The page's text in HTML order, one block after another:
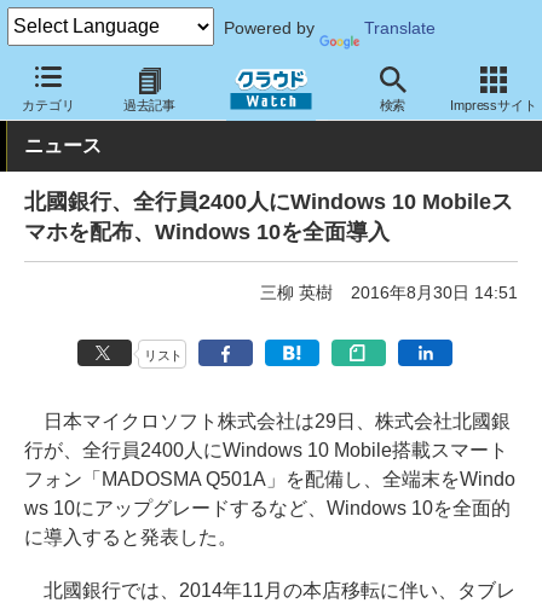
Powered by Translate
カテゴリ 過去記事 検索 Impressサイト
クラウド Watch トピック 導入事例
ニュース
北國銀行、全行員2400人にWindows 10 Mobileス
マホを配布、Windows 10を全面導入
三柳 英樹 2016年8月30日 14:51
リスト
日本マイクロソフト株式会社は29日、株式会社北國銀
行が、全行員2400人にWindows 10 Mobile搭載スマート
フォン「MADOSMA Q501A」を配備し、全端末をWindo
ws 10にアップグレードするなど、Windows 10を全面的
に導入すると発表した。
北國銀行では、2014年11月の本店移転に伴い、タブレ